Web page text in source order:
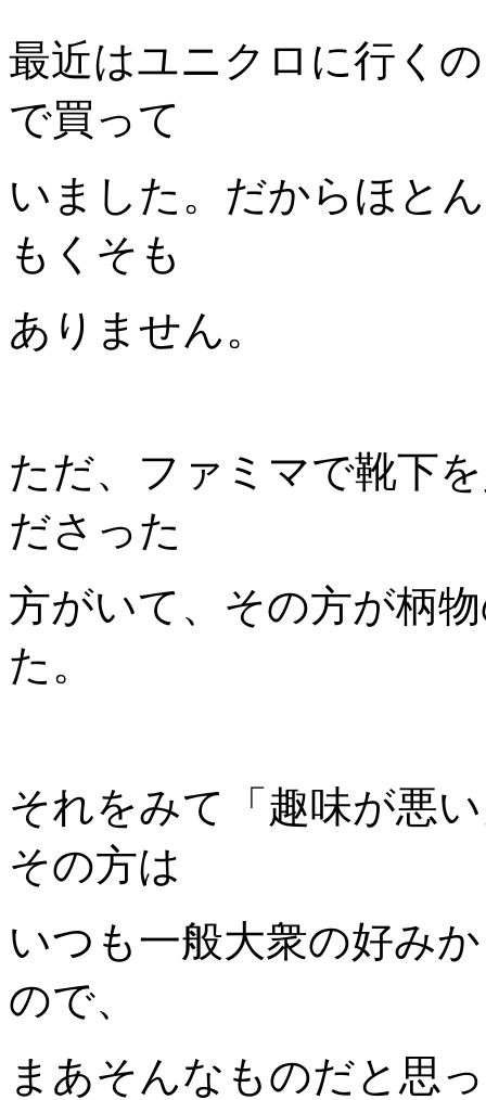
最近はユニクロに行く
で買って
いました。だからほと
もくそも
ありません。
ただ、ファミマで靴下
ださった
方がいて、その方が柄
た。
それをみて「趣味が悪
その方は
いつも一般大衆の好み
ので、
まあそんなものだと思